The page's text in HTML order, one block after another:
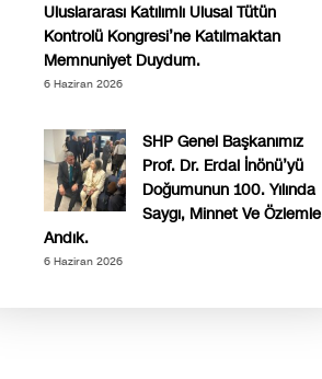
Uluslararası Katılımlı Ulusal Tütün
Kontrolü Kongresi’ne Katılmaktan
Memnuniyet Duydum.
6 Haziran 2026
SHP Genel Başkanımız
Prof. Dr. Erdal İnönü’yü
Doğumunun 100. Yılında
Saygı, Minnet Ve Özlemle
Andık.
6 Haziran 2026